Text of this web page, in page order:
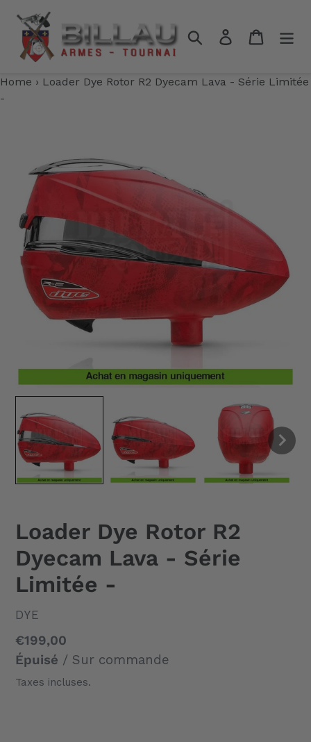
contenu
RechercherSe connecter
Panier
Home › Loader Dye Rotor R2 Dyecam Lava - Série Limitée
-
Loader Dye Rotor R2
Dyecam Lava - Série
Limitée -
DISTRIBUTEUR
DYE
Prix
normal
€199,00
Épuisé / Sur commande
Taxes incluses.